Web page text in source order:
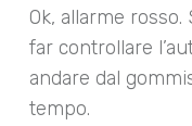
Ok, allarme
far controllare
andare dal
tempo.